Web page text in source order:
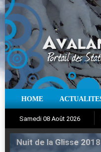
HOME
Samedi 08 Août 2026
Nuit de la Glisse 2018